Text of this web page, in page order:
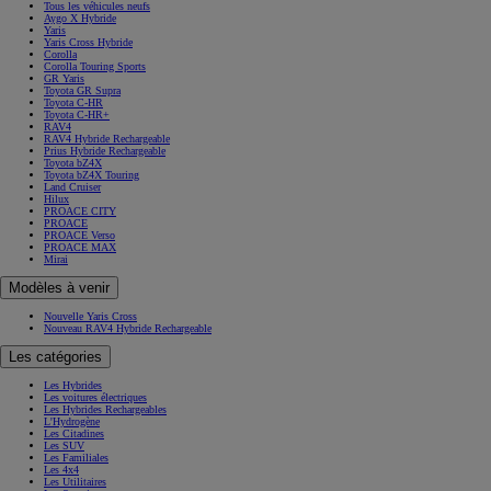
Tous les véhicules neufs
Aygo X Hybride
Yaris
Yaris Cross Hybride
Corolla
Corolla Touring Sports
GR Yaris
Toyota GR Supra
Toyota C-HR
Toyota C-HR+
RAV4
RAV4 Hybride Rechargeable
Prius Hybride Rechargeable
Toyota bZ4X
Toyota bZ4X Touring
Land Cruiser
Hilux
PROACE CITY
PROACE
PROACE Verso
PROACE MAX
Mirai
Modèles à venir
Nouvelle Yaris Cross
Nouveau RAV4 Hybride Rechargeable
Les catégories
Les Hybrides
Les voitures électriques
Les Hybrides Rechargeables
L'Hydrogène
Les Citadines
Les SUV
Les Familiales
Les 4x4
Les Utilitaires